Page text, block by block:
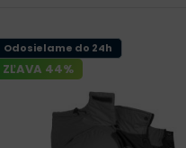
ZĽAVA 44%
Odosielame do 24h